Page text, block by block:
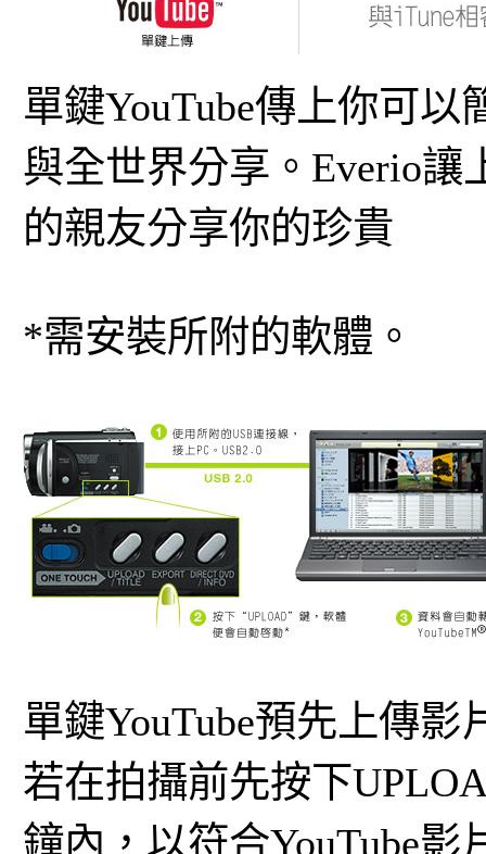
單鍵YouTube傳上你可以
與全世界分享。Everio
的親友分享你的珍貴
*需安裝所附的軟體。
單鍵YouTube預先上傳影
若在拍攝前先按下
鐘內，以符合YouTube